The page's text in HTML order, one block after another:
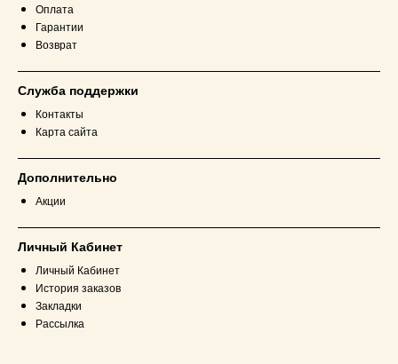
Оплата
Гарантии
Возврат
Служба поддержки
Контакты
Карта сайта
Дополнительно
Акции
Личный Кабинет
Личный Кабинет
История заказов
Закладки
Рассылка